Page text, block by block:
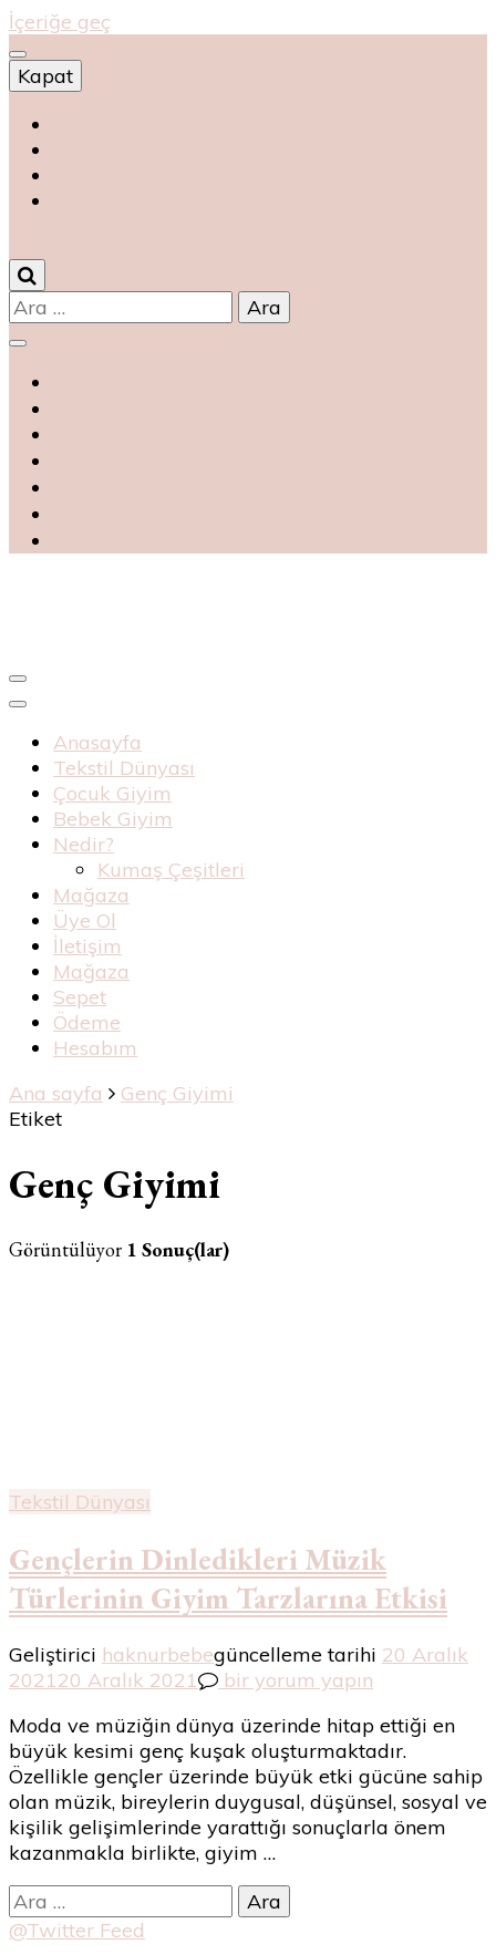
İçeriğe geç
Kapat
Arama:
Haknur Bebe
Anasayfa
Tekstil Dünyası
Çocuk Giyim
Bebek Giyim
Nedir?
Kumaş Çeşitleri
Mağaza
Üye Ol
İletişim
Mağaza
Sepet
Ödeme
Hesabım
Ana sayfa
Genç Giyimi
Etiket
Genç Giyimi
Görüntülüyor 1 Sonuç(lar)
Tekstil Dünyası
Gençlerin Dinledikleri Müzik
Türlerinin Giyim Tarzlarına Etkisi
Geliştirici haknurbebegüncelleme tarihi 20 Aralık
202120 Aralık 2021
Gençlerin
Müzik
Türlerinin
Giyim
Tarzlarına
Etkisi
için
bir yorum yapın
Moda ve müziğin dünya üzerinde hitap ettiği en
büyük kesimi genç kuşak oluşturmaktadır.
Özellikle gençler üzerinde büyük etki gücüne sahip
olan müzik, bireylerin duygusal, düşünsel, sosyal ve
kişilik gelişimlerinde yarattığı sonuçlarla önem
kazanmakla birlikte, giyim …
Arama:
@Twitter Feed